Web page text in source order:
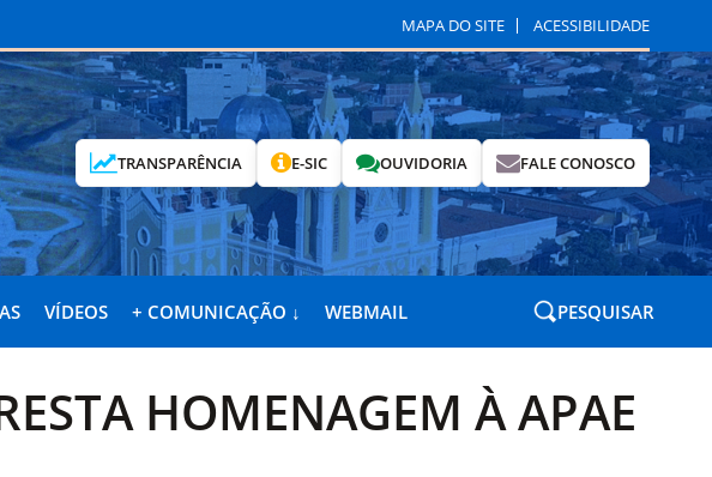
MAPA DO SITE ACESSIBILIDADE
TRANSPARÊNCIA E-SIC OUVIDORIA FALE CONOSCO
VÍDEOS + COMUNICAÇÃO ↓ WEBMAIL PESQUISAR
HOMENAGEM À APAE